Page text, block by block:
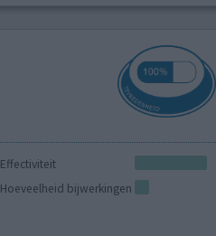
Effectiviteit
Hoeveelheid bijwerkingen